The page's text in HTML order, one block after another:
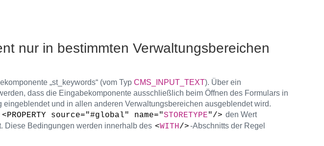
nur in bestimmten Verwaltungsbereichen
„st_keywords“ (vom Typ CMS_INPUT_TEXT). Über ein
dass die Eingabekomponente ausschließlich beim Öffnen des Formulars in
eingeblendet und in allen anderen Verwaltungsbereichen ausgeblendet wird.
<PROPERTY source="#global" name="STORETYPE"/> den Wert
Diese Bedingungen werden innerhalb des <WITH/>-Abschnitts der Regel